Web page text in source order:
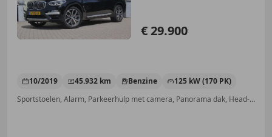
€ 29.900
10/2019 45.932 km Benzine
125 kW (170 PK)
Sportstoelen, Alarm, Parkeerhulp met camera, Panorama dak, Head-up display, Stoelverwarming, Stuurwielverwarming, Bochtverlichting